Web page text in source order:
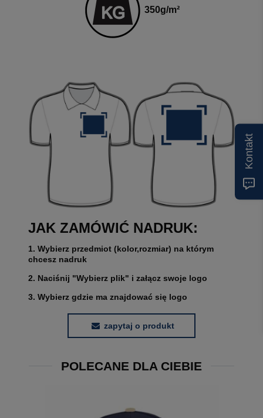
350g/m²
JAK ZAMÓWIĆ NADRUK:
1. Wybierz przedmiot (kolor,rozmiar) na którym
chcesz nadruk
2. Naciśnij "Wybierz plik" i załącz swoje logo
3. Wybierz gdzie ma znajdować się logo
zapytaj o produkt
POLECANE DLA CIEBIE
Kontakt